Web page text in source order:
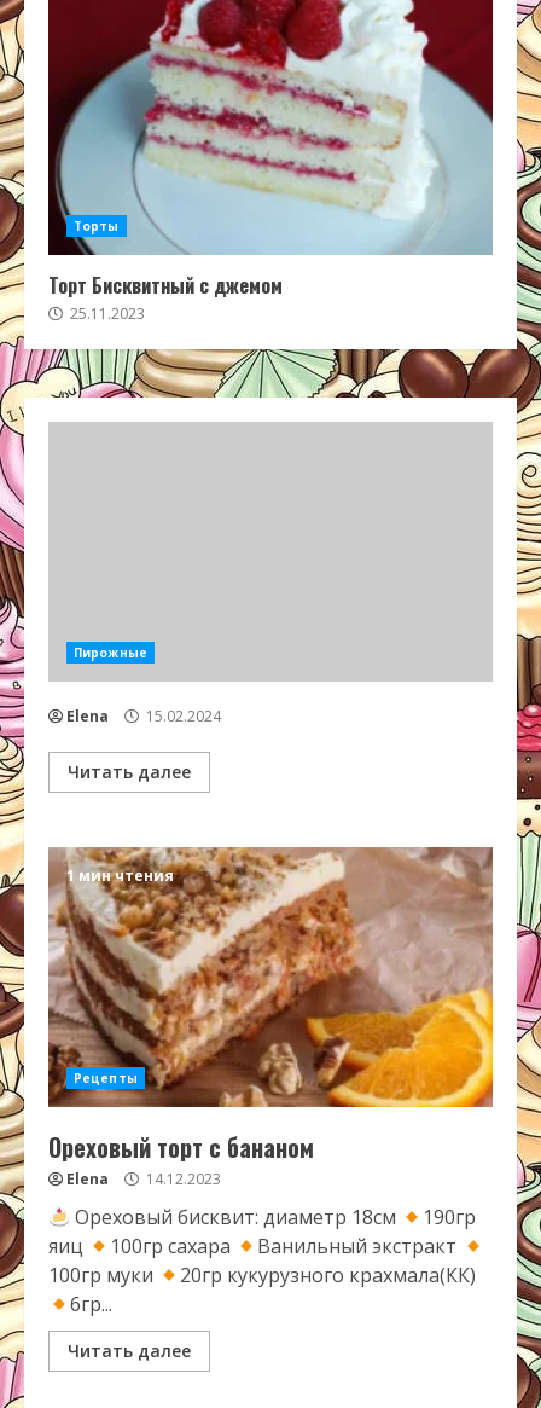
Торты
Торт Бисквитный с джемом
25.11.2023
Пирожные
Elena 15.02.2024
Читать далее
1 мин чтения
Рецепты
Ореховый торт с бананом
Elena 14.12.2023
Ореховый бисквит: диаметр 18см
190гр
яиц
100гр сахара
Ванильный экстракт
100гр муки
20гр кукурузного крахмала(КК)
6гр...
Читать далее